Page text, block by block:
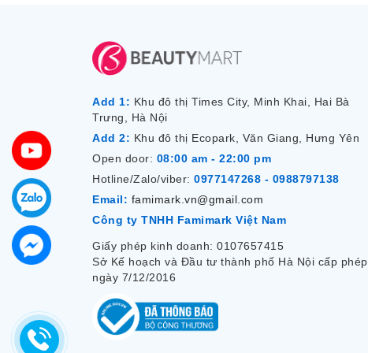
Add 1: Khu đô thị Times City, Minh Khai, Hai Bà
Trưng, Hà Nội
Add 2: Khu đô thị Ecopark, Văn Giang, Hưng Yên
Open door: 08:00 am - 22:00 pm
Hotline/Zalo/viber: 0977147268 - 0988797138
Email: famimark.vn@gmail.com
Công ty TNHH Famimark Việt Nam
Giấy phép kinh doanh: 0107657415
Sở Kế hoạch và Đầu tư thành phố Hà Nội cấp phép
ngày 7/12/2016